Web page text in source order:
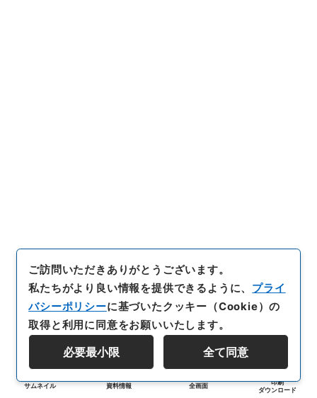
サムネイル 資料情報 全画面
印刷
ダウンロード
ご訪問いただきありがとうございます。
私たちがより良い情報を提供できるように、 プライ
バシーポリシーに基づいたクッキー（Cookie）の
取得と利用に同意をお願いいたします。
必要最小限 全て同意